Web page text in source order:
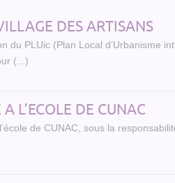
DES ARTISANS
du PLUic (Plan Local d’Urbanisme
(...)
L’ECOLE DE CUNAC
de CUNAC, sous la